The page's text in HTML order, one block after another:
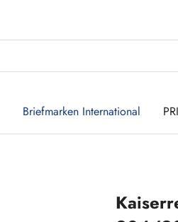
Briefmarken International